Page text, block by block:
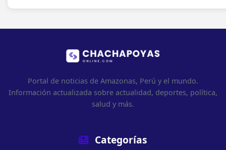
Portal de noticias de Amazonas, Perú y el mundo.
Información actualizada sobre actualidad, deportes, política,
salud y más.
Categorías